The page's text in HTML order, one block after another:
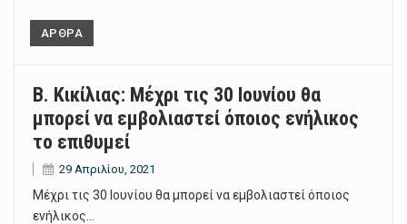
ΑΡΘΡΑ
Β. Κικίλιας: Μέχρι τις 30 Ιουνίου θα
μπορεί να εμβολιαστεί όποιος ενήλικος
το επιθυμεί
29 Απριλίου, 2021
Μέχρι τις 30 Ιουνίου θα μπορεί να εμβολιαστεί όποιος
ενήλικος…